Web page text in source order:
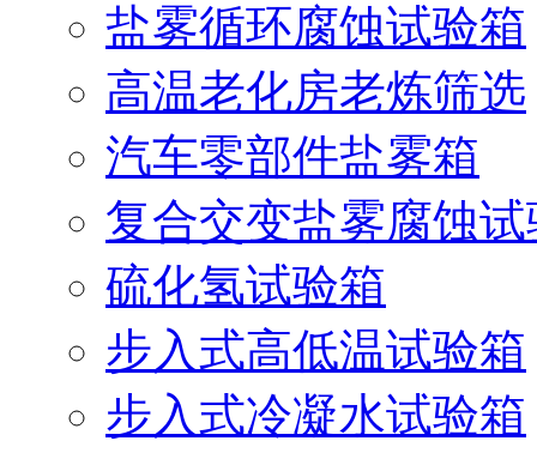
盐雾循环腐蚀试验箱
高温老化房老炼筛选
汽车零部件盐雾箱
复合交变盐雾腐蚀
硫化氢试验箱
步入式高低温试验箱
步入式冷凝水试验箱